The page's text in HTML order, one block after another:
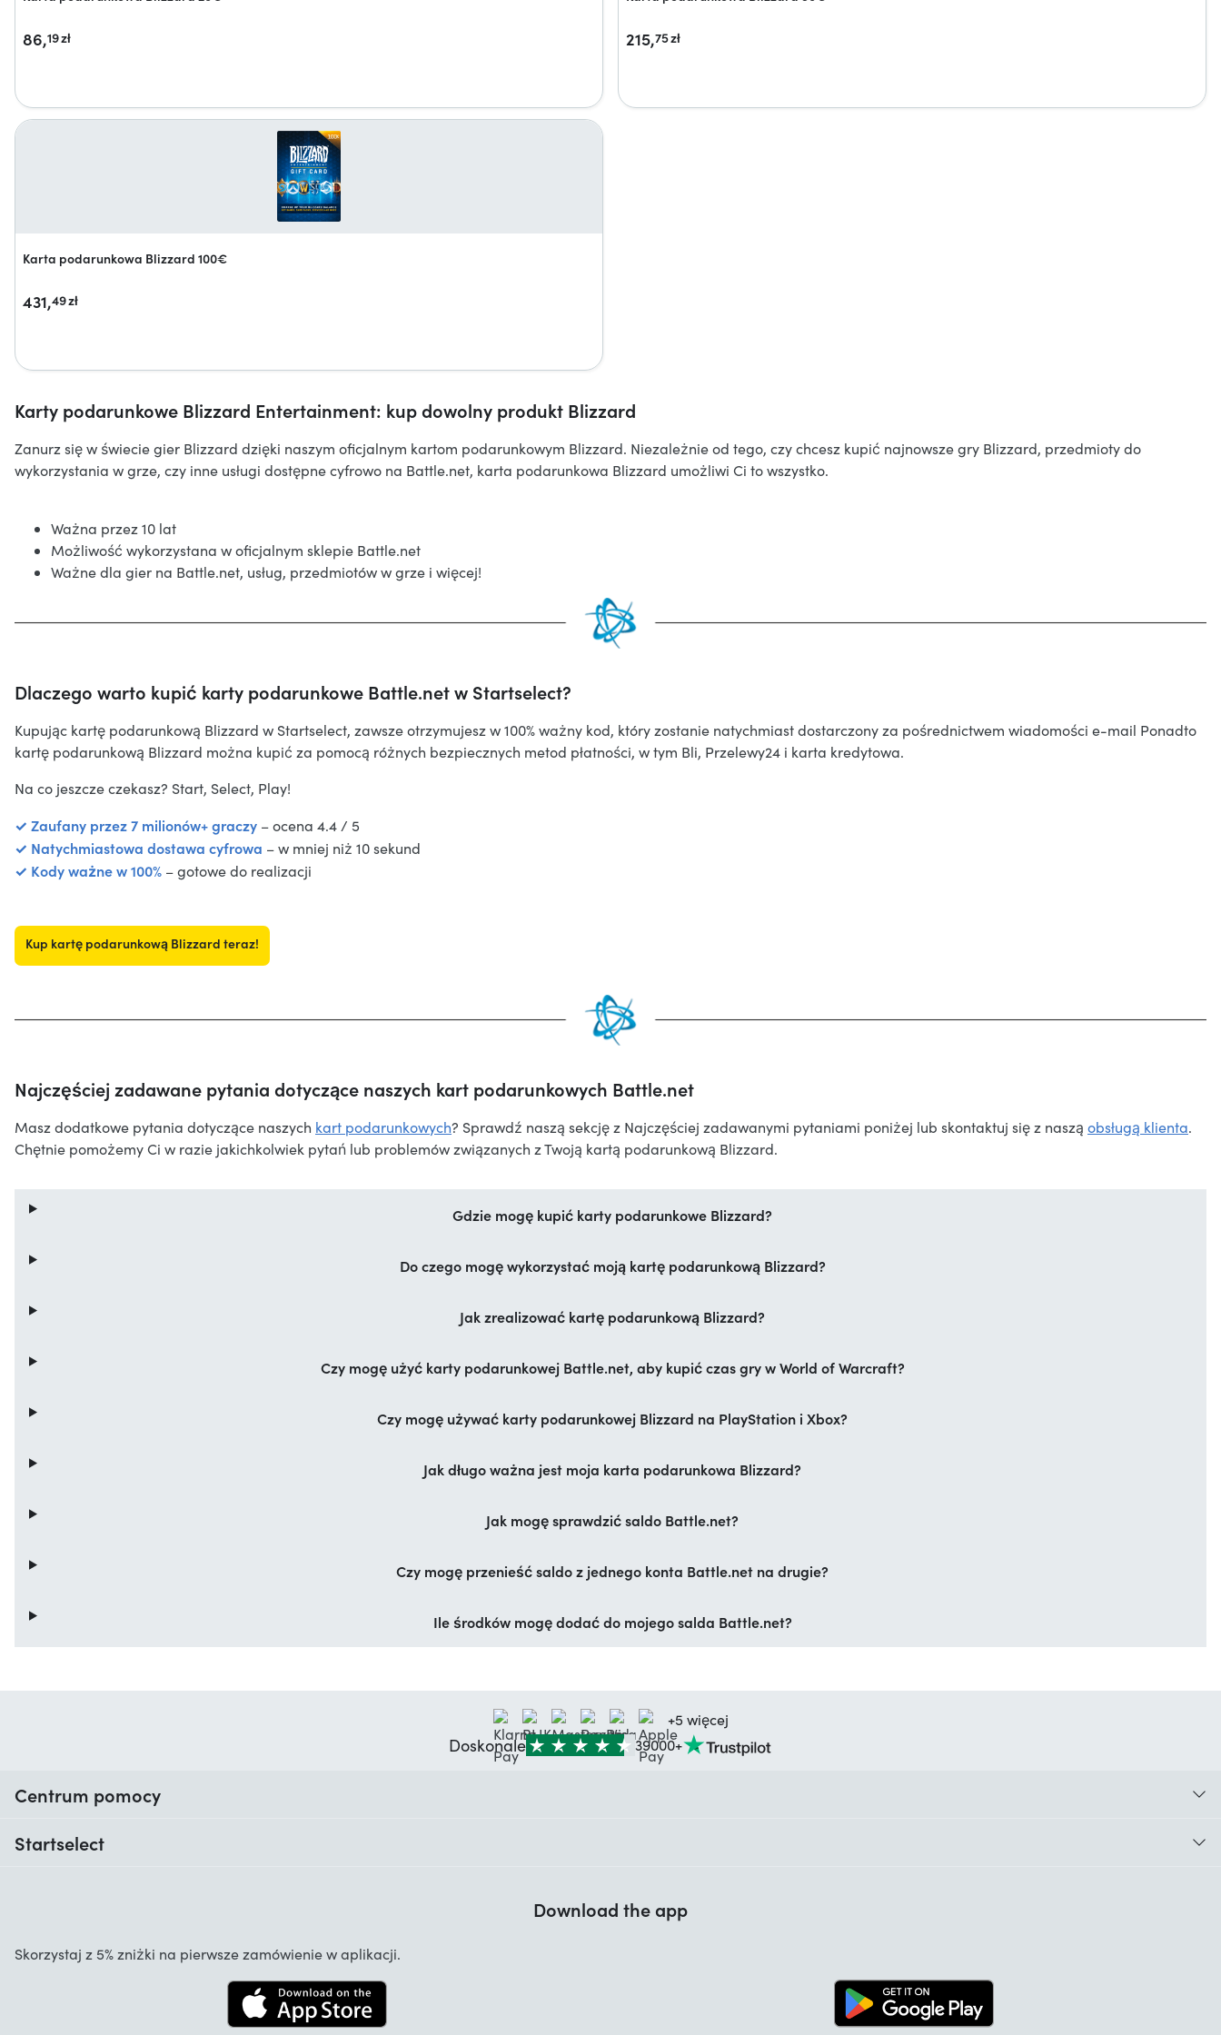
86,19zł 215,75zł
Karta podarunkowa Blizzard 100€
431,49zł
Karty podarunkowe Blizzard Entertainment: kup dowolny produkt Blizzard
Zanurz się w świecie gier Blizzard dzięki naszym oficjalnym kartom podarunkowym Blizzard. Niezależnie od tego, czy chcesz kupić najnowsze gry Blizzard, przedmioty do
wykorzystania w grze, czy inne usługi dostępne cyfrowo na Battle.net, karta podarunkowa Blizzard umożliwi Ci to wszystko.
Ważna przez 10 lat
Możliwość wykorzystana w oficjalnym sklepie Battle.net
Ważne dla gier na Battle.net, usług, przedmiotów w grze i więcej!
Dlaczego warto kupić karty podarunkowe Battle.net w Startselect?
Kupując kartę podarunkową Blizzard w Startselect, zawsze otrzymujesz w 100% ważny kod, który zostanie natychmiast dostarczony za pośrednictwem wiadomości e-mail Ponadto
kartę podarunkową Blizzard można kupić za pomocą różnych bezpiecznych metod płatności, w tym Bli, Przelewy24 i karta kredytowa.
Na co jeszcze czekasz? Start, Select, Play!
✓ Zaufany przez 7 milionów+ graczy – ocena 4.4 / 5
✓ Natychmiastowa dostawa cyfrowa – w mniej niż 10 sekund
✓ Kody ważne w 100% – gotowe do realizacji
Kup kartę podarunkową Blizzard teraz!
Najczęściej zadawane pytania dotyczące naszych kart podarunkowych Battle.net
Masz dodatkowe pytania dotyczące naszych kart podarunkowych? Sprawdź naszą sekcję z Najczęściej zadawanymi pytaniami poniżej lub skontaktuj się z naszą obsługą klienta.
Chętnie pomożemy Ci w razie jakichkolwiek pytań lub problemów związanych z Twoją kartą podarunkową Blizzard.
Gdzie mogę kupić karty podarunkowe Blizzard?
Do czego mogę wykorzystać moją kartę podarunkową Blizzard?
Jak zrealizować kartę podarunkową Blizzard?
Czy mogę użyć karty podarunkowej Battle.net, aby kupić czas gry w World of Warcraft?
Czy mogę używać karty podarunkowej Blizzard na PlayStation i Xbox?
Jak długo ważna jest moja karta podarunkowa Blizzard?
Jak mogę sprawdzić saldo Battle.net?
Czy mogę przenieść saldo z jednego konta Battle.net na drugie?
Ile środków mogę dodać do mojego salda Battle.net?
+5 więcej
Doskonale 39000+
Centrum pomocy
Startselect
Startselect App
Download the app
Skorzystaj z 5% zniżki na pierwsze zamówienie w aplikacji.